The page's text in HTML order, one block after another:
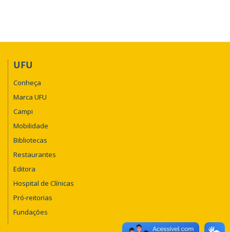
UFU
Conheça
Marca UFU
Campi
Mobilidade
Bibliotecas
Restaurantes
Editora
Hospital de Clínicas
Pró-reitorias
Fundações